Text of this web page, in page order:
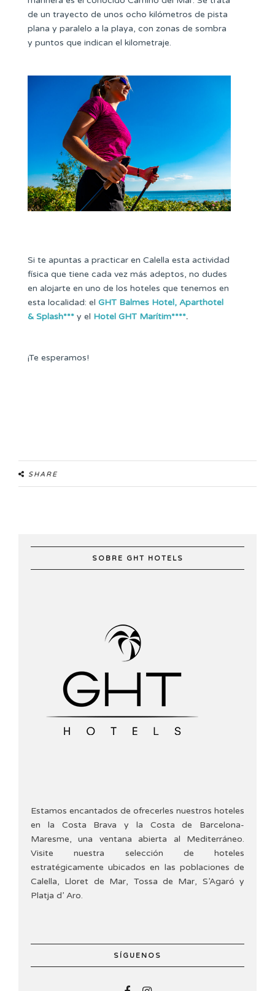
de un trayecto de unos ocho kilómetros de pista
plana y paralelo a la playa, con zonas de sombra
y puntos que indican el kilometraje.
Si te apuntas a practicar en Calella esta actividad
física que tiene cada vez más adeptos, no dudes
en alojarte en uno de los hoteles que tenemos en
esta localidad: el GHT Balmes Hotel, Aparthotel
& Splash*** y el Hotel GHT Marítim****.
¡Te esperamos!
SHARE
SOBRE GHT HOTELS
Estamos encantados de ofrecerles nuestros hoteles
en la Costa Brava y la Costa de Barcelona-
Maresme, una ventana abierta al Mediterráneo.
Visite nuestra selección de hoteles
estratégicamente ubicados en las poblaciones de
Calella, Lloret de Mar, Tossa de Mar, S’Agaró y
Platja d’ Aro.
SÍGUENOS